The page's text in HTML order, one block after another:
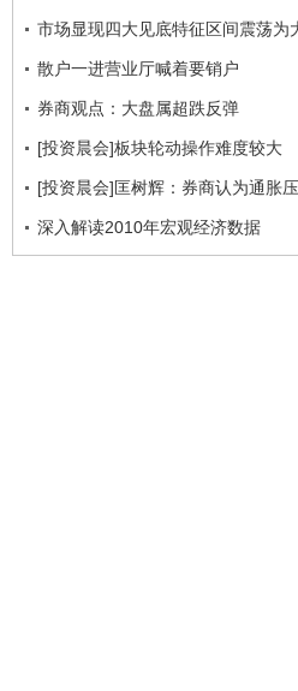
市场显现四大见底特征区间震荡为
散户一进营业厅喊着要销户
券商观点：大盘属超跌反弹
[投资晨会]板块轮动操作难度较大
[投资晨会]匡树辉：券商认为通胀
深入解读2010年宏观经济数据